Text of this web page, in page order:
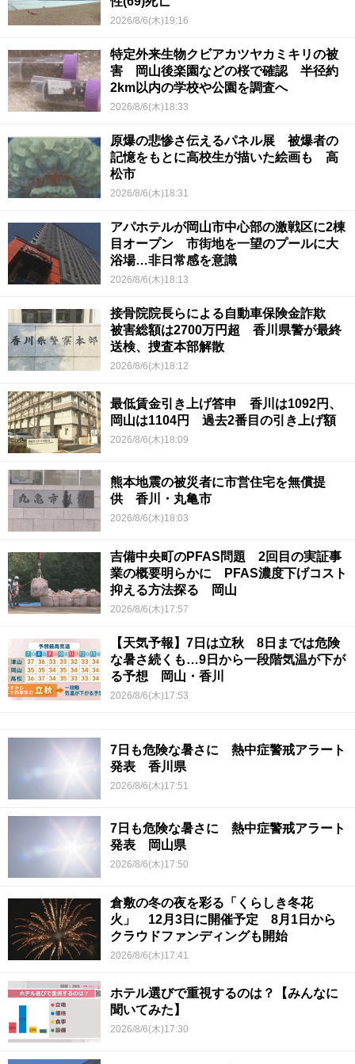
2026/8/6(木)19:16
特定外来生物クビアカツヤカミキリの被
害 岡山後楽園などの桜で確認 半径約
2km以内の学校や公園を調査へ
2026/8/6(木)18:33
原爆の悲惨さ伝えるパネル展 被爆者の
記憶をもとに高校生が描いた絵画も 高
松市
2026/8/6(木)18:31
アパホテルが岡山市中心部の激戦区に2棟
目オープン 市街地を一望のプールに大
浴場…非日常感を意識
2026/8/6(木)18:13
接骨院院長らによる自動車保険金詐欺
被害総額は2700万円超 香川県警が最終
送検、捜査本部解散
2026/8/6(木)18:12
最低賃金引き上げ答申 香川は1092円、
岡山は1104円 過去2番目の引き上げ額
2026/8/6(木)18:09
熊本地震の被災者に市営住宅を無償提
供 香川・丸亀市
2026/8/6(木)18:03
吉備中央町のPFAS問題 2回目の実証事
業の概要明らかに PFAS濃度下げコスト
抑える方法探る 岡山
2026/8/6(木)17:57
【天気予報】7日は立秋 8日までは危険
な暑さ続くも…9日から一段階気温が下が
る予想 岡山・香川
2026/8/6(木)17:53
7日も危険な暑さに 熱中症警戒アラート
発表 香川県
2026/8/6(木)17:51
7日も危険な暑さに 熱中症警戒アラート
発表 岡山県
2026/8/6(木)17:50
倉敷の冬の夜を彩る「くらしき冬花
火」 12月3日に開催予定 8月1日から
クラウドファンディングも開始
2026/8/6(木)17:41
ホテル選びで重視するのは？【みんなに
聞いてみた】
2026/8/6(木)17:30